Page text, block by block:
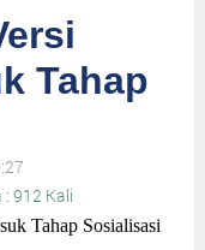
Tahap
912 Kali